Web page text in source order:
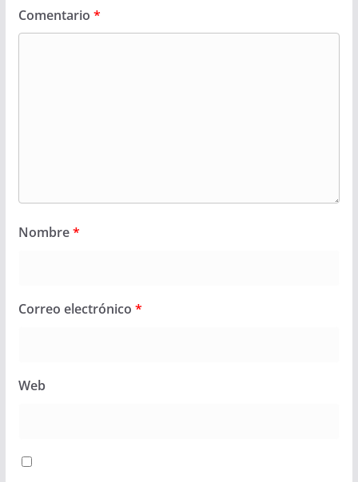
Comentario *
Nombre*
Correo electrónico *
Web